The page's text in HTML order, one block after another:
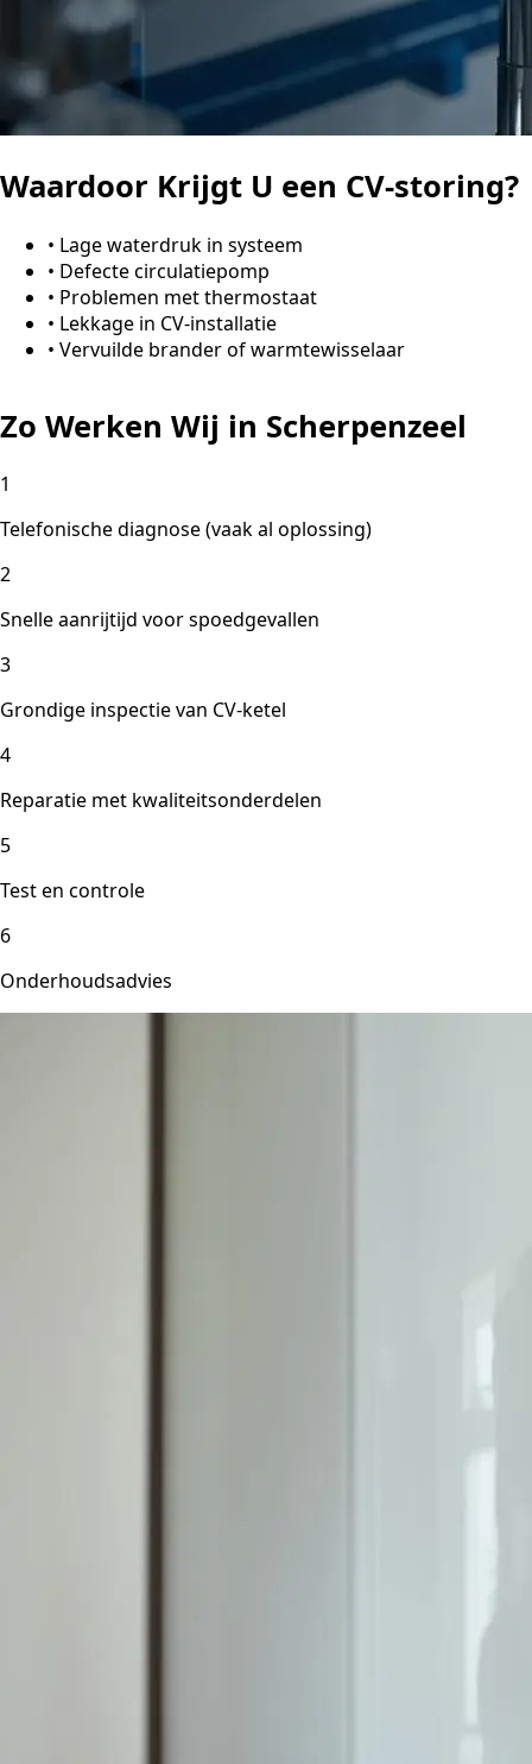
Waardoor Krijgt U een CV-storing?
• Lage waterdruk in systeem
• Defecte circulatiepomp
• Problemen met thermostaat
• Lekkage in CV-installatie
• Vervuilde brander of warmtewisselaar
Zo Werken Wij in Scherpenzeel
1
Telefonische diagnose (vaak al oplossing)
2
Snelle aanrijtijd voor spoedgevallen
3
Grondige inspectie van CV-ketel
4
Reparatie met kwaliteitsonderdelen
5
Test en controle
6
Onderhoudsadvies